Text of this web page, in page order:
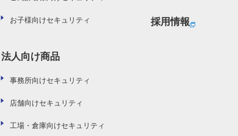
お子様向けセキュリティ
法人向け商品
事務所向けセキュリティ
店舗向けセキュリティ
工場・倉庫向けセキュリティ
採用情報